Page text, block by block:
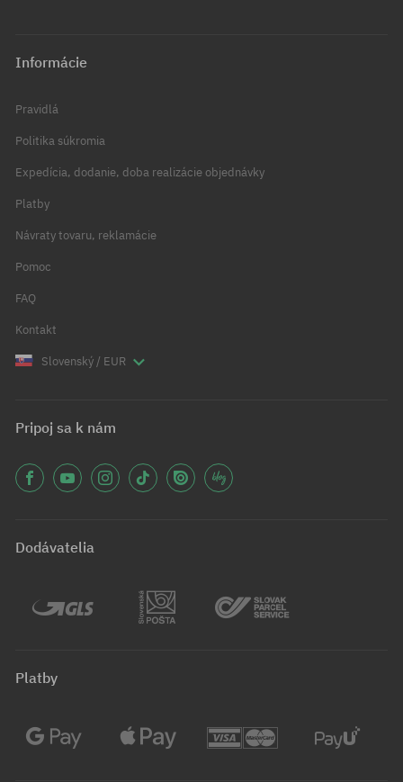
Informácie
Pravidlá
Politika súkromia
Expedícia, dodanie, doba realizácie objednávky
Platby
Návraty tovaru, reklamácie
Pomoc
FAQ
Kontakt
Slovenský / EUR
Pripoj sa k nám
Dodávatelia
Platby